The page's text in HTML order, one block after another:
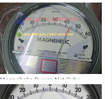
Magnehelic MSX Series MS2 di
Jombang
Magnehelic Dwyer Alat Suhu
Ruangan Type 60pa